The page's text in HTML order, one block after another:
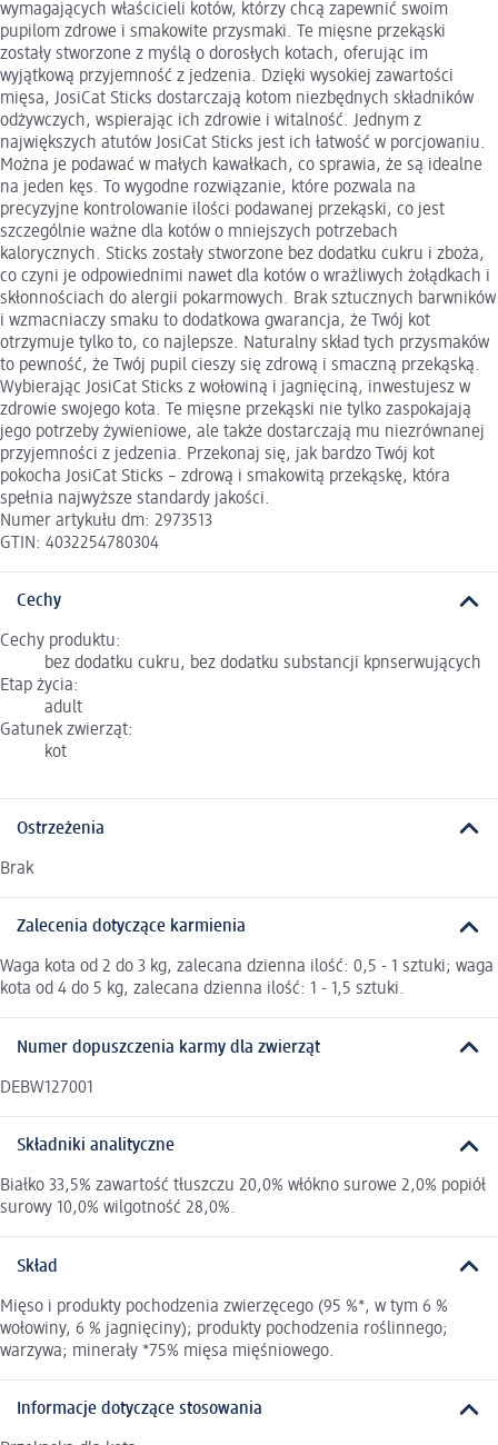
wymagających właścicieli kotów, którzy chcą zapewnić swoim
pupilom zdrowe i smakowite przysmaki. Te mięsne przekąski
zostały stworzone z myślą o dorosłych kotach, oferując im
wyjątkową przyjemność z jedzenia. Dzięki wysokiej zawartości
mięsa, JosiCat Sticks dostarczają kotom niezbędnych składników
odżywczych, wspierając ich zdrowie i witalność. Jednym z
największych atutów JosiCat Sticks jest ich łatwość w porcjowaniu.
Można je podawać w małych kawałkach, co sprawia, że są idealne
na jeden kęs. To wygodne rozwiązanie, które pozwala na
precyzyjne kontrolowanie ilości podawanej przekąski, co jest
szczególnie ważne dla kotów o mniejszych potrzebach
kalorycznych. Sticks zostały stworzone bez dodatku cukru i zboża,
co czyni je odpowiednimi nawet dla kotów o wrażliwych żołądkach i
skłonnościach do alergii pokarmowych. Brak sztucznych barwników
i wzmacniaczy smaku to dodatkowa gwarancja, że Twój kot
otrzymuje tylko to, co najlepsze. Naturalny skład tych przysmaków
to pewność, że Twój pupil cieszy się zdrową i smaczną przekąską.
Wybierając JosiCat Sticks z wołowiną i jagnięciną, inwestujesz w
zdrowie swojego kota. Te mięsne przekąski nie tylko zaspokajają
jego potrzeby żywieniowe, ale także dostarczają mu niezrównanej
przyjemności z jedzenia. Przekonaj się, jak bardzo Twój kot
pokocha JosiCat Sticks – zdrową i smakowitą przekąskę, która
spełnia najwyższe standardy jakości.
Numer artykułu dm: 2973513
GTIN: 4032254780304
Cechy
Cechy produktu:
bez dodatku cukru, bez dodatku substancji kpnserwujących
Etap życia:
adult
Gatunek zwierząt:
kot
Ostrzeżenia
Brak
Zalecenia dotyczące karmienia
Waga kota od 2 do 3 kg, zalecana dzienna ilość: 0,5 - 1 sztuki; waga
kota od 4 do 5 kg, zalecana dzienna ilość: 1 - 1,5 sztuki.
Numer dopuszczenia karmy dla zwierząt
DEBW127001
Składniki analityczne
Białko 33,5% zawartość tłuszczu 20,0% włókno surowe 2,0% popiół
surowy 10,0% wilgotność 28,0%.
Skład
Mięso i produkty pochodzenia zwierzęcego (95 %*, w tym 6 %
wołowiny, 6 % jagnięciny); produkty pochodzenia roślinnego;
warzywa; minerały *75% mięsa mięśniowego.
Informacje dotyczące stosowania